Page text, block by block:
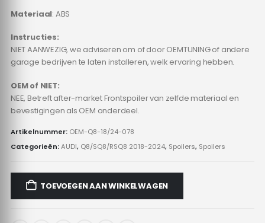
Materiaal: ABS
Instructies:
NIET AANWEZIG, we adviseren om of door OEMTUNING of andere
garage bedrijven te laten installeren, welk ervaring hebben.
OEM of NIET:
NEE, Betreft after-market Frontspoiler van zelfde materiaal en
bevestigingen als OEM onderdeel.
Artikelnummer: OEM-Q8-18/24-078
Categorieën:AUDI, Q8/SQ8/RSQ8 2018-2024, Spoilers, Spoilers
TOEVOEGEN AAN WINKELWAGEN